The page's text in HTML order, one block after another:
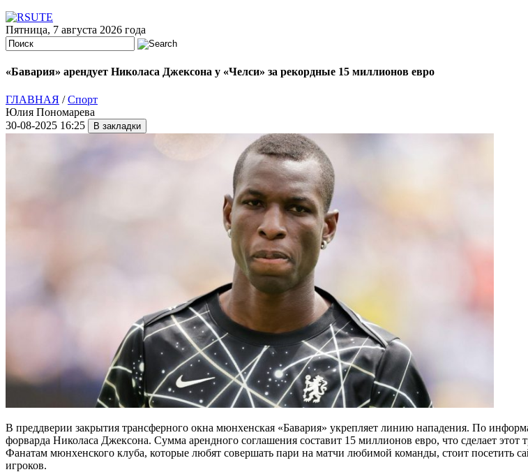
Пятница, 7 августа 2026 года
«Бавария» арендует Николаса Джексона у «Челси» за рекордные 15 миллионов евро
ГЛАВНАЯ /Спорт
Юлия Пономарева
30-08-2025 16:25
В преддверии закрытия трансферного окна мюнхенская «Бавария» укрепляет линию нападения. По
форварда Николаса Джексона. Сумма арендного соглашения составит 15 миллионов евро, что сделает
Фанатам мюнхенского клуба, которые любят совершать пари на матчи любимой команды, стоит посетить
игроков.